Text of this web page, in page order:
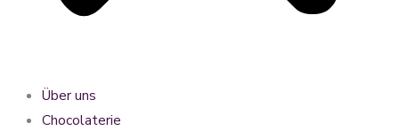
Über uns
Chocolaterie